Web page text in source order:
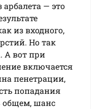
— это
из входного,
Но так
А вот при
включается
пенетрации,
попадания
общем, шанс